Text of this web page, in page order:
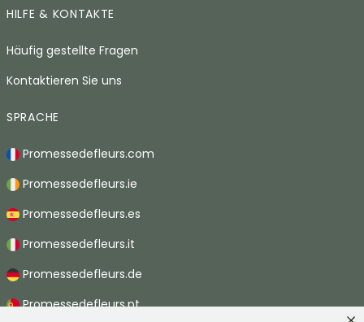
HILFE & KONTAKTE
Häufig gestellte Fragen
Kontaktieren Sie uns
SPRACHE
Promessedefleurs.com
Promessedefleurs.ie
Promessedefleurs.es
Promessedefleurs.it
Promessedefleurs.de
Promessedefleurs.pt